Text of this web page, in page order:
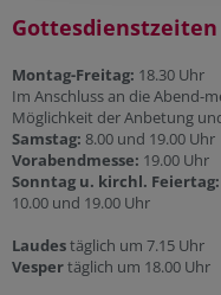
Montag-Freitag: 18.30 Uhr
Im Anschluss an die Abend-
Möglichkeit der Anbetung
Samstag: 8.00 und 19.00 Uhr
Vorabendmesse: 19.00 Uhr
Sonntag u. kirchl. Feiertag:
10.00 und 19.00 Uhr
Laudestäglich um 7.15 Uhr
Vespertäglich um 18.00 Uhr